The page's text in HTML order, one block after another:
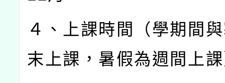
４、上課時間（學期間
末上課，暑假為週間上